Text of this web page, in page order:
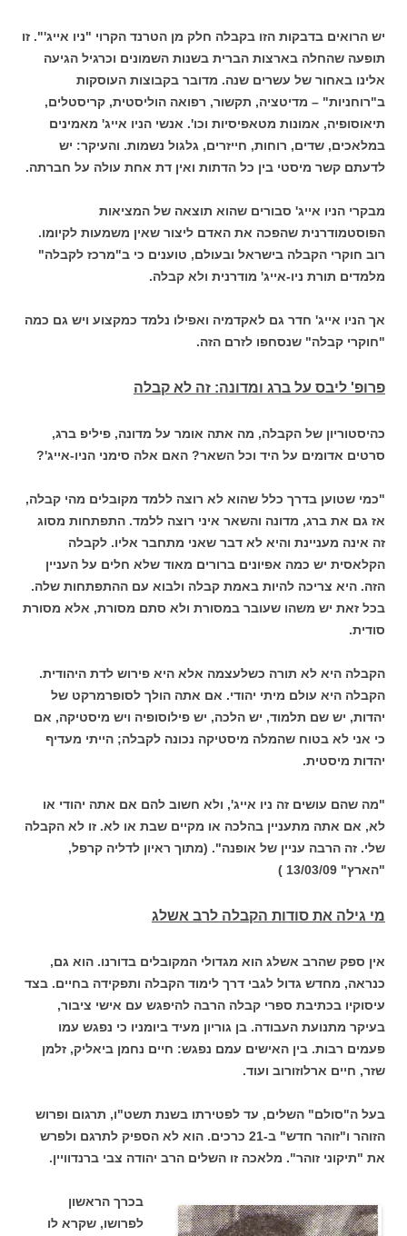
יש הרואים בדבקות הזו בקבלה חלק מן הטרנד הקרוי "ניו אייג'". זו
תופעה שהחלה בארצות הברית בשנות השמונים וכרגיל הגיעה
אלינו באחור של עשרים שנה. מדובר בקבוצות העוסקות
ב"רוחניות" – מדיטציה, תקשור, רפואה הוליסטית, קריסטלים,
תיאוסופיה, אמונות מטאפיסיות וכו'. אנשי הניו אייג' מאמינים
במלאכים, שדים, רוחות, חייזרים, גלגול נשמות. והעיקר: יש
לדעתם קשר מיסטי בין כל הדתות ואין דת אחת עולה על חברתה.
מבקרי הניו אייג' סבורים שהוא תוצאה של המציאות
הפוסטמודרנית שהפכה את האדם ליצור שאין משמעות לקיומו.
רוב חוקרי הקבלה בישראל ובעולם, טוענים כי ב"מרכז לקבלה"
מלמדים תורת ניו-אייג' מודרנית ולא קבלה.
אך הניו אייג' חדר גם לאקדמיה ואפילו נלמד כמקצוע ויש גם כמה
"חוקרי קבלה" שנסחפו לזרם הזה.
פרופ' ליבס על ברג ומדונה: זה לא קבלה
כהיסטוריון של הקבלה, מה אתה אומר על מדונה, פיליפ ברג,
סרטים אדומים על היד וכל השאר? האם אלה סימני הניו-אייג'?
"כמי שטוען בדרך כלל שהוא לא רוצה ללמד מקובלים מהי קבלה,
אז גם את ברג, מדונה והשאר איני רוצה ללמד. התפתחות מסוג
זה אינה מעניינת והיא לא דבר שאני מתחבר אליו. לקבלה
הקלאסית יש כמה אפיונים ברורים מאוד שלא חלים על העניין
הזה. היא צריכה להיות באמת קבלה ולבוא עם ההתפתחות שלה.
בכל זאת יש משהו שעובר במסורת ולא סתם מסורת, אלא מסורת
סודית.
הקבלה היא לא תורה כשלעצמה אלא היא פירוש לדת היהודית.
הקבלה היא עולם מיתי יהודי. אם אתה הולך לסופרמרקט של
יהדות, יש שם תלמוד, יש הלכה, יש פילוסופיה ויש מיסטיקה, אם
כי אני לא בטוח שהמלה מיסטיקה נכונה לקבלה; הייתי מעדיף
יהדות מיסטית.
"מה שהם עושים זה ניו אייג', ולא חשוב להם אם אתה יהודי או
לא, אם אתה מתעניין בהלכה או מקיים שבת או לא. זו לא הקבלה
שלי. זה הרבה עניין של אופנה". (מתוך ראיון לדליה קרפל,
"הארץ" 13/03/09 )
מי גילה את סודות הקבלה לרב אשלג
אין ספק שהרב אשלג הוא מגדולי המקובלים בדורנו. הוא גם,
כנראה, מחדש גדול לגבי דרך לימוד הקבלה ותפקידה בחיים. בצד
עיסוקיו בכתיבת ספרי קבלה הרבה להיפגש עם אישי ציבור,
בעיקר מתנועת העבודה. בן גוריון מעיד ביומניו כי נפגש עמו
פעמים רבות. בין האישים עמם נפגש: חיים נחמן ביאליק, זלמן
שזר, חיים ארלוזורוב ועוד.
בעל ה"סולם" השלים, עד לפטירתו בשנת תשט"ו, תרגום ופרוש
הזוהר ו"זוהר חדש" ב-21 כרכים. הוא לא הספיק לתרגם ולפרש
את "תיקוני זוהר". מלאכה זו השלים הרב יהודה צבי ברנדוויין.
בכרך הראשון
לפרושו, שקרא לו